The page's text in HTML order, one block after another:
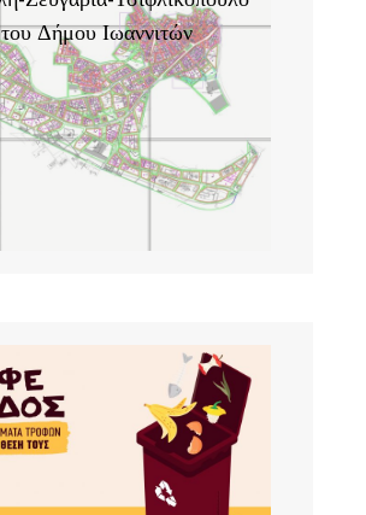
του Δήμου Ιωαννιτών